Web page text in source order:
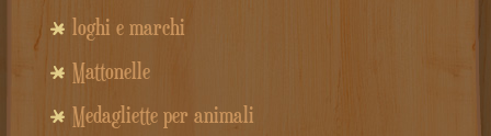
loghi e marchi
Mattonelle
Medagliette per animali